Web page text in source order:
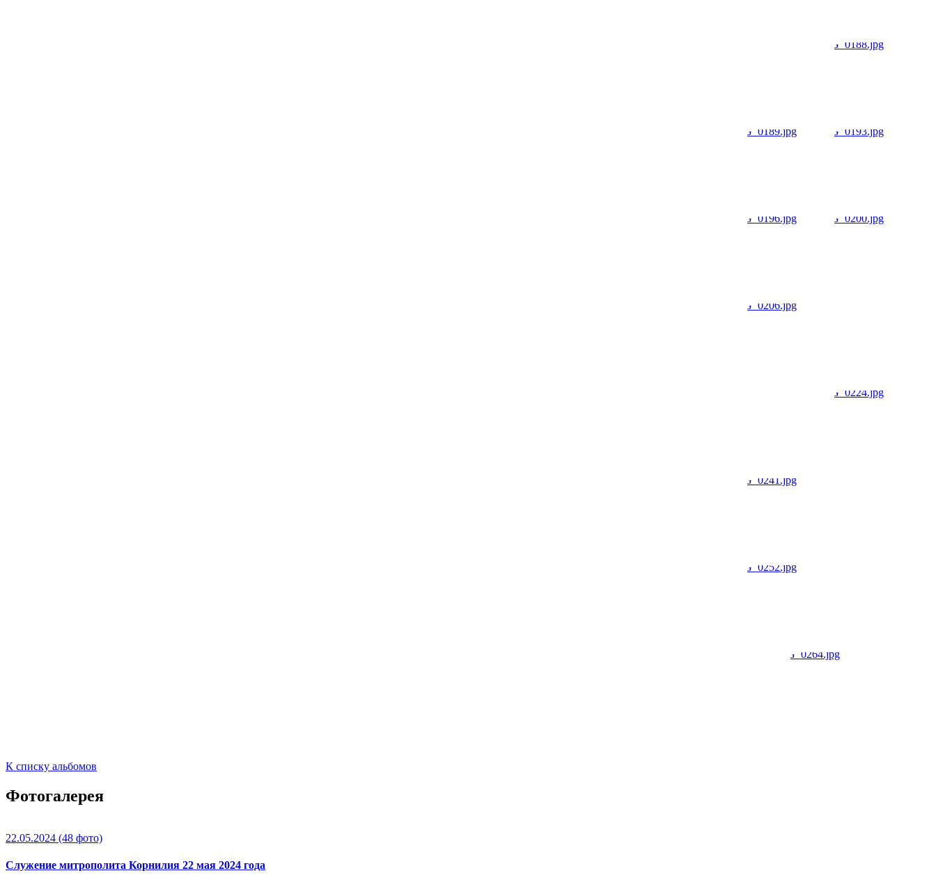
К списку альбомов
Фотогалерея
22.05.2024 (48 фото)
Служение митрополита Корнилия 22 мая 2024 года